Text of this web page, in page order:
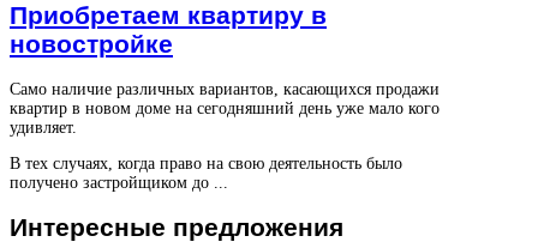
Приобретаем квартиру в
новостройке
Само наличие различных вариантов, касающихся продажи
квартир в новом доме на сегодняшний день уже мало кого
удивляет.
В тех случаях, когда право на свою деятельность было
получено застройщиком до ...
Интересные предложения